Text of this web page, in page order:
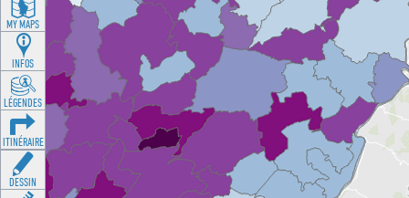
MY MAPS
INFOS
LÉGENDES
ITINÉRAIRE
DESSIN